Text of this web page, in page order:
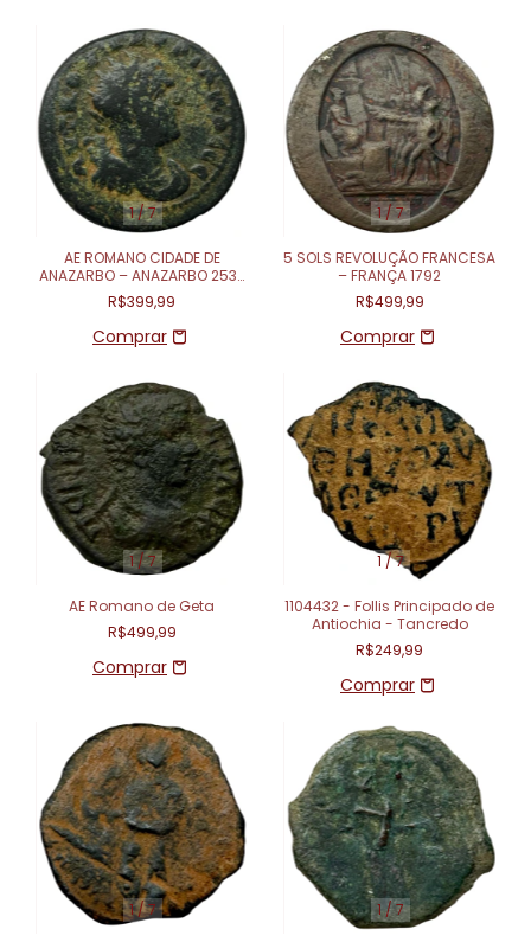
1/7
AE ROMANO CIDADE DE
ANAZARBO – ANAZARBO 253-
254
R$399,99
1/7
5 SOLS REVOLUÇÃO FRANCESA
– FRANÇA 1792
R$499,99
1/7
AE Romano de Geta
R$499,99
1/7
1104432 - Follis Principado de
Antiochia - Tancredo
R$249,99
1/7 1 /7